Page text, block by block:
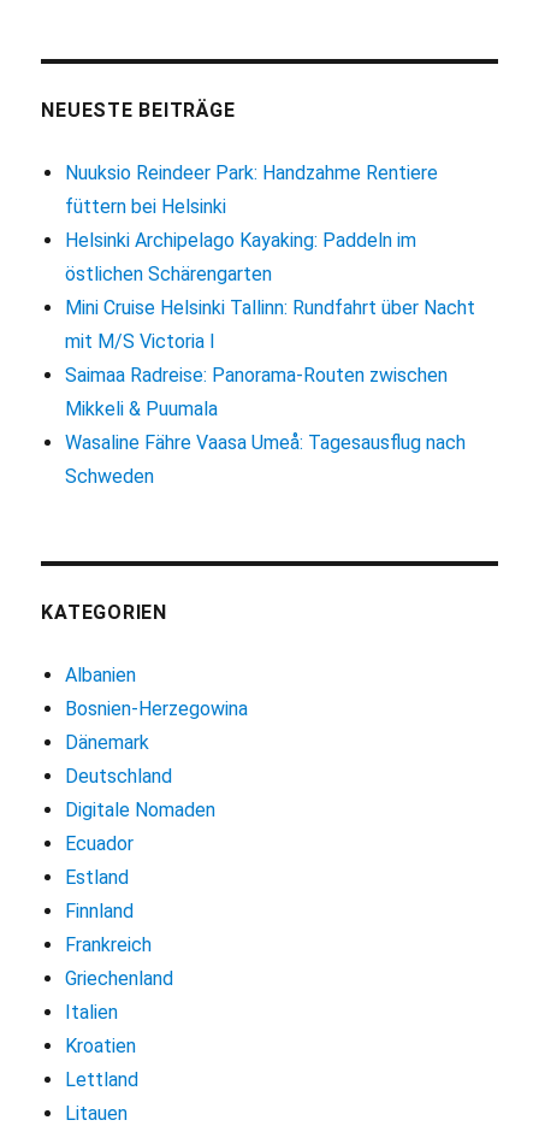
NEUESTE BEITRÄGE
Nuuksio Reindeer Park: Handzahme Rentiere
füttern bei Helsinki
Helsinki Archipelago Kayaking: Paddeln im
östlichen Schärengarten
Mini Cruise Helsinki Tallinn: Rundfahrt über Nacht
mit M/S Victoria I
Saimaa Radreise: Panorama-Routen zwischen
Mikkeli & Puumala
Wasaline Fähre Vaasa Umeå: Tagesausflug nach
Schweden
KATEGORIEN
Albanien
Bosnien-Herzegowina
Dänemark
Deutschland
Digitale Nomaden
Ecuador
Estland
Finnland
Frankreich
Griechenland
Italien
Kroatien
Lettland
Litauen